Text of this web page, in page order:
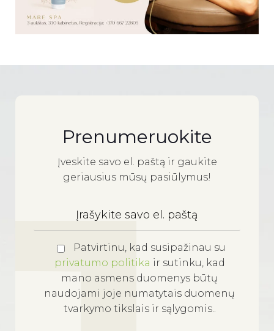
Prenumeruokite
Įveskite savo el. paštą ir gaukite
geriausius mūsų pasiūlymus!
Patvirtinu, kad susipažinau su
privatumo politika ir sutinku, kad
mano asmens duomenys būtų
naudojami joje numatytais duomenų
tvarkymo tikslais ir sąlygomis..